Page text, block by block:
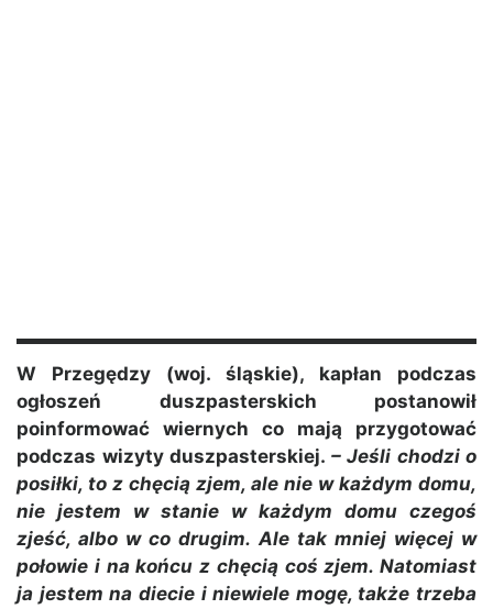
W Przegędzy (woj. śląskie), kapłan podczas
ogłoszeń duszpasterskich postanowił
poinformować wiernych co mają przygotować
podczas wizyty duszpasterskiej. – Jeśli chodzi o
posiłki, to z chęcią zjem, ale nie w każdym domu,
nie jestem w stanie w każdym domu czegoś
zjeść, albo w co drugim. Ale tak mniej więcej w
połowie i na końcu z chęcią coś zjem. Natomiast
ja jestem na diecie i niewiele mogę, także trzeba